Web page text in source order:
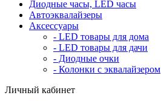
Диодные часы, LED часы
Автоэквалайзеры
Аксессуары
- LED товары для дома
- LED товары для дачи
- Диодные очки
- Колонки с эквалайзером
Личный кабинет